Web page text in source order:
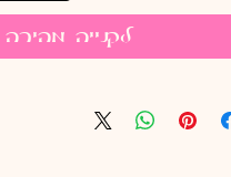
לקנייה מהירה